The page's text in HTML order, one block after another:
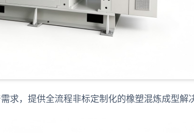
求，提供全流程非标定制化的橡塑混炼成型解